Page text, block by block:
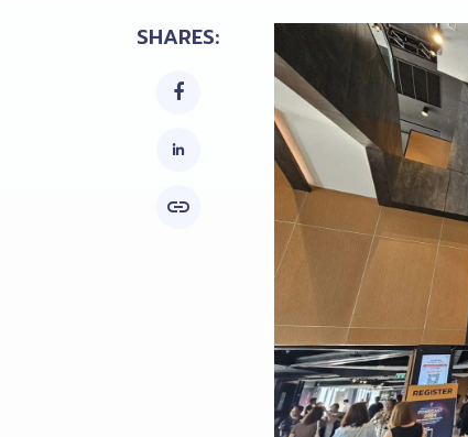
SHARES:

